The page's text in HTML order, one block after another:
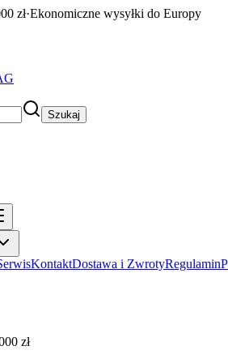
zł·Ekonomiczne wysyłki do Europy
Szukaj
KontaktDostawa i ZwrotyRegulamin
zł